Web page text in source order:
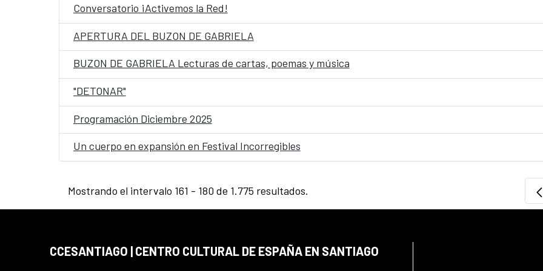
Conversatorio ¡Activemos la Red!
APERTURA DEL BUZON DE GABRIELA
BUZON DE GABRIELA Lecturas de cartas, poemas y música
"DETONAR"
Programación Diciembre 2025
Un cuerpo en expansión en Festival Incorregibles
Mostrando el intervalo 161 - 180 de 1.775 resultados.
CCESANTIAGO | CENTRO CULTURAL DE ESPAÑA EN SANTIAGO